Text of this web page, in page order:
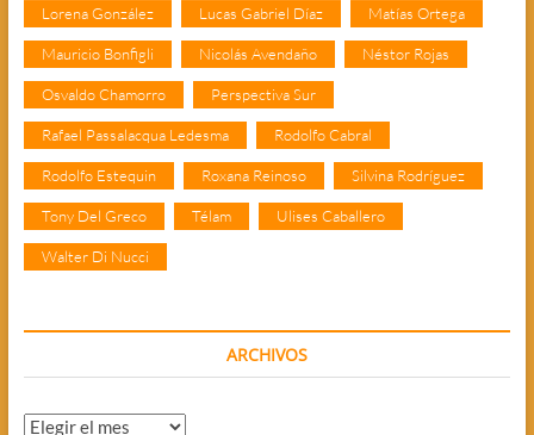
Lorena González Lucas Gabriel Díaz Matías Ortega
Mauricio Bonfigli Nicolás Avendaño Néstor Rojas
Osvaldo Chamorro Perspectiva Sur
Rafael Passalacqua Ledesma Rodolfo Cabral
Rodolfo Estequin Roxana Reinoso Silvina Rodríguez
Tony Del Greco Télam Ulises Caballero
Walter Di Nucci
ARCHIVOS
Archivos